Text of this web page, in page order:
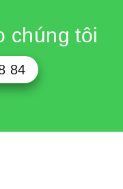
chúng tôi
84